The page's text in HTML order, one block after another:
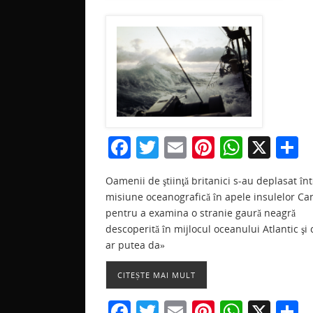
F
a
c
e
b
o
o
k
T
w
itt
er
E
m
ai
l
Pi
nt
er
e
st
W
h
at
s
A
X
a
Oamenii de ştiinţă britanici s-au deplasat
misiune oceanografică în apele insulelor
pentru a examina o stranie gaură neagră
descoperită în mijlocul oceanului Atlantic şi
ar putea da»
CITEȘTE MAI MULT